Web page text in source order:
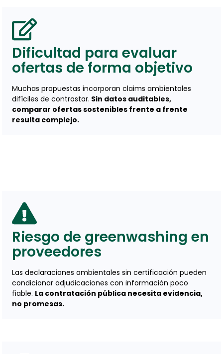
Dificultad para evaluar
ofertas de forma objetivo
Muchas propuestas incorporan claims ambientales
difíciles de contrastar. Sin datos auditables,
comparar ofertas sostenibles frente a frente
resulta complejo.
Riesgo de greenwashing en
proveedores
Las declaraciones ambientales sin certificación pueden
condicionar adjudicaciones con información poco
fiable. La contratación pública necesita evidencia,
no promesas.